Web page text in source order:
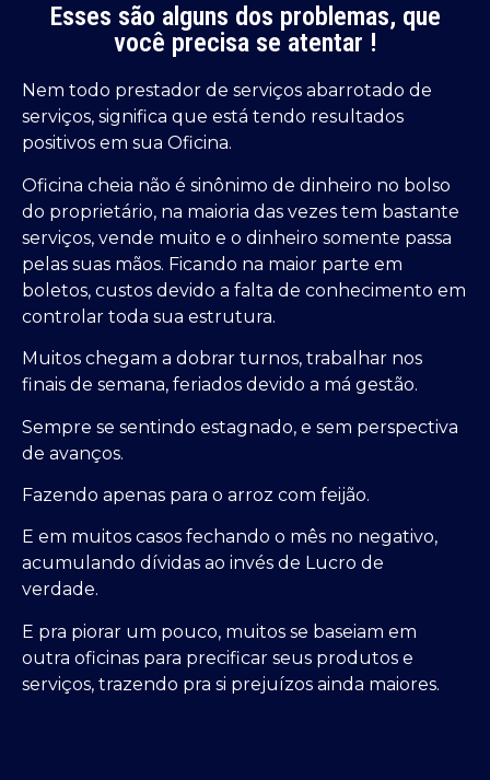
Esses são alguns dos problemas, que
você precisa se atentar !
Nem todo prestador de serviços abarrotado de
serviços, significa que está tendo resultados
positivos em sua Oficina.
Oficina cheia não é sinônimo de dinheiro no bolso
do proprietário, na maioria das vezes tem bastante
serviços, vende muito e o dinheiro somente passa
pelas suas mãos. Ficando na maior parte em
boletos, custos devido a falta de conhecimento em
controlar toda sua estrutura.
Muitos chegam a dobrar turnos, trabalhar nos
finais de semana, feriados devido a má gestão.
Sempre se sentindo estagnado, e sem perspectiva
de avanços.
Fazendo apenas para o arroz com feijão.
E em muitos casos fechando o mês no negativo,
acumulando dívidas ao invés de Lucro de
verdade.
E pra piorar um pouco, muitos se baseiam em
outra oficinas para precificar seus produtos e
serviços, trazendo pra si prejuízos ainda maiores.